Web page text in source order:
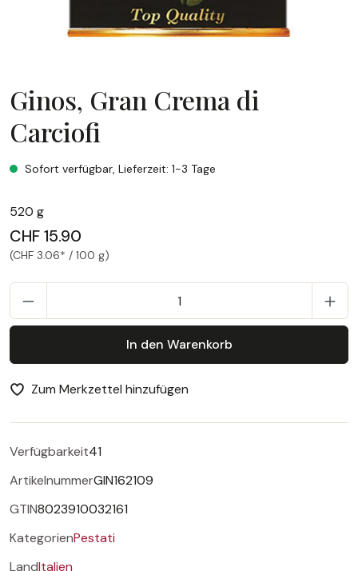
Ginos, Gran Crema di
Carciofi
Ginos, Gran Crema di Carciofi
Sofort verfügbar, Lieferzeit: 1-3 Tage
520 g
CHF 15.90
(CHF 3.06* / 100 g)
In den Warenkorb
Zum Merkzettel hinzufügen
Verfügbarkeit41
ArtikelnummerGIN162109
GTIN8023910032161
KategorienPestati
LandItalien